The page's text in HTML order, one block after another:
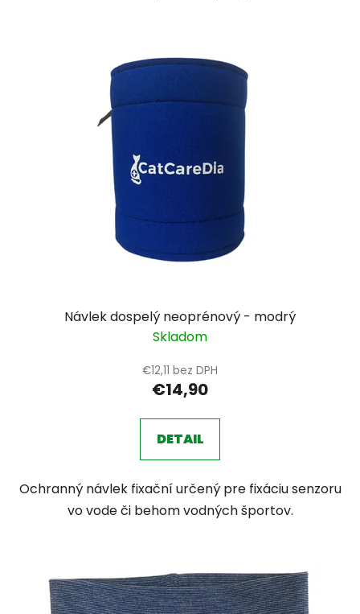
Návlek dospelý neoprénový - modrý
Skladom
€12,11 bez DPH
€14,90
DETAIL
Ochranný návlek fixační určený pre fixáciu senzoru
vo vode či behom vodných športov.